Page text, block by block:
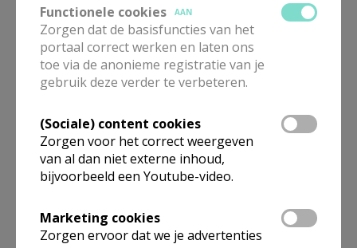
Organisatiestructuur
Niet gevonden wat je zocht? Hier vind je links naar de
gegevens van andere organisaties op het boven-,
onderliggende of gelijke niveau.
Functionele cookies
AAN
Zorgen dat de basisfuncties van het
portaal correct werken en laten ons
toe via de anonieme registratie van je
gebruik deze verder te verbeteren.
(Sociale) content cookies
Zorgen voor het correct weergeven
van al dan niet externe inhoud,
bijvoorbeeld een Youtube-video.
Marketing cookies
Zorgen ervoor dat we je advertenties